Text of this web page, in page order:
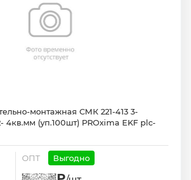
монтажная СМК 221-413 3-
4кв.мм (уп.100шт) PROxima EKF plc-
ОПТ Выгодно